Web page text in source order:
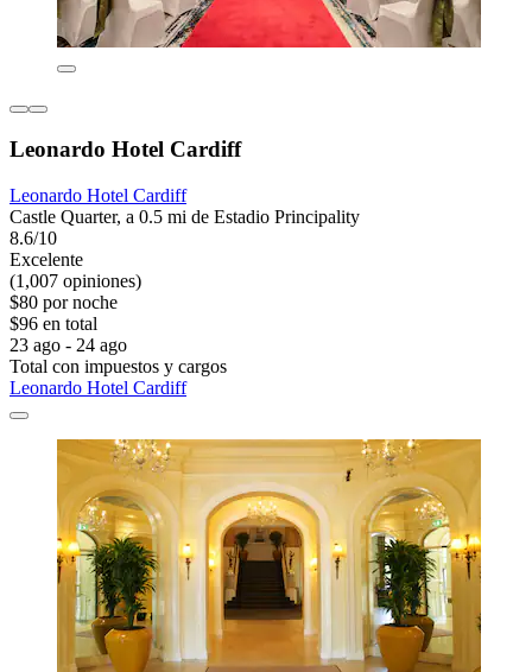
Leonardo Hotel Cardiff
Leonardo Hotel Cardiff
Castle Quarter, a 0.5 mi de Estadio Principality
8.6/10
Excelente
(1,007 opiniones)
$80 por noche
$96 en total
23 ago - 24 ago
Total con impuestos y cargos
Leonardo Hotel Cardiff